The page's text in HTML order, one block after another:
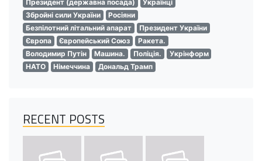
Президент (державна посада)
Українці
Збройні сили України
Росіяни
Безпілотний літальний апарат
Президент України
Європа
Європейський Союз
Ракета.
Володимир Путін
Машина. Поліція.
Укрінформ
НАТО
Німеччина Дональд Трамп
RECENT POSTS